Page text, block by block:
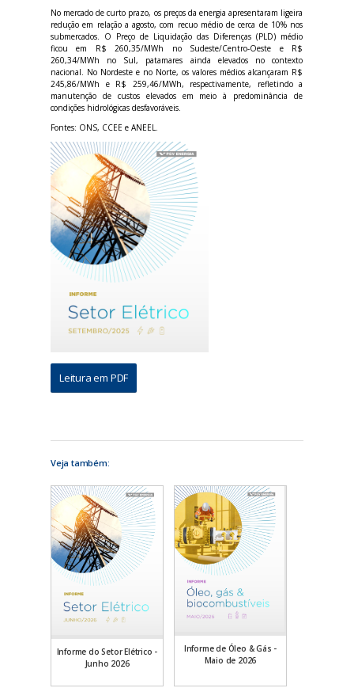
No mercado de curto prazo, os preços da energia apresentaram ligeira
redução em relação a agosto, com recuo médio de cerca de 10% nos
submercados. O Preço de Liquidação das Diferenças (PLD) médio
ficou em R$ 260,35/MWh no Sudeste/Centro-Oeste e R$
260,34/MWh no Sul, patamares ainda elevados no contexto
nacional. No Nordeste e no Norte, os valores médios alcançaram R$
245,86/MWh e R$ 259,46/MWh, respectivamente, refletindo a
manutenção de custos elevados em meio à predominância de
condições hidrológicas desfavoráveis.
Fontes: ONS, CCEE e ANEEL.
Leitura em PDF
Veja também:
Informe do Setor Elétrico -
Junho 2026
Informe de Óleo & Gás -
Maio de 2026